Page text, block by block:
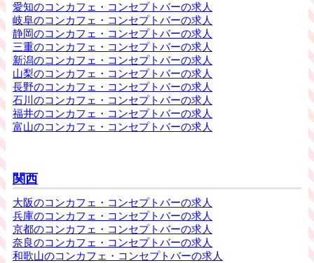
愛知のコンカフェ・コンセプトバーの求人
岐阜のコンカフェ・コンセプトバーの求人
静岡のコンカフェ・コンセプトバーの求人
三重のコンカフェ・コンセプトバーの求人
新潟のコンカフェ・コンセプトバーの求人
山梨のコンカフェ・コンセプトバーの求人
長野のコンカフェ・コンセプトバーの求人
石川のコンカフェ・コンセプトバーの求人
福井のコンカフェ・コンセプトバーの求人
富山のコンカフェ・コンセプトバーの求人
関西
大阪のコンカフェ・コンセプトバーの求人
兵庫のコンカフェ・コンセプトバーの求人
京都のコンカフェ・コンセプトバーの求人
奈良のコンカフェ・コンセプトバーの求人
和歌山のコンカフェ・コンセプトバーの求人